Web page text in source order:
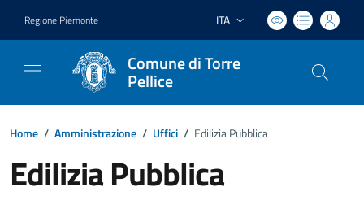
Regione Piemonte Lingua attiva:
ITA
Comune di Torre
Pellice
Home / Amministrazione / Uffici / Edilizia Pubblica
Edilizia Pubblica